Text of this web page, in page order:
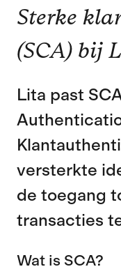
Sterke
(SCA) bij
Lita past
versterkte
de toegang
transacties
Wat is SCA?